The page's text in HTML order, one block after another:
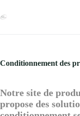
contenu
Conditionnement des
Notre site de
propose des